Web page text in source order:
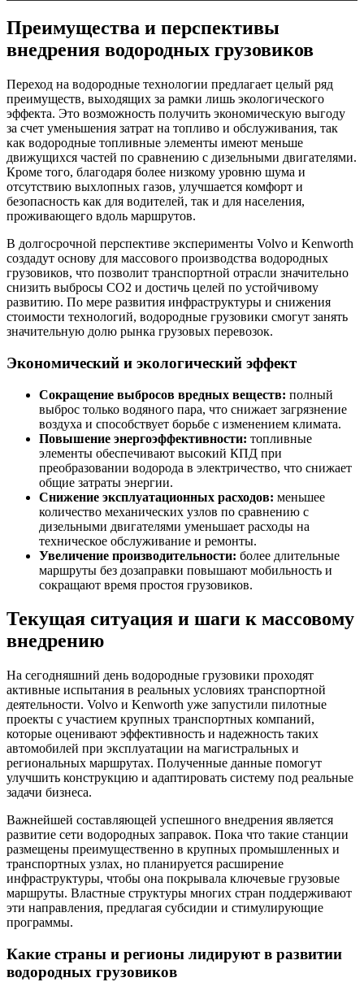
Преимущества и перспективы
внедрения водородных грузовиков
Переход на водородные технологии предлагает целый ряд
преимуществ, выходящих за рамки лишь экологического
эффекта. Это возможность получить экономическую выгоду
за счет уменьшения затрат на топливо и обслуживания, так
как водородные топливные элементы имеют меньше
движущихся частей по сравнению с дизельными двигателями.
Кроме того, благодаря более низкому уровню шума и
отсутствию выхлопных газов, улучшается комфорт и
безопасность как для водителей, так и для населения,
проживающего вдоль маршрутов.
В долгосрочной перспективе эксперименты Volvo и Kenworth
создадут основу для массового производства водородных
грузовиков, что позволит транспортной отрасли значительно
снизить выбросы CO2 и достичь целей по устойчивому
развитию. По мере развития инфраструктуры и снижения
стоимости технологий, водородные грузовики смогут занять
значительную долю рынка грузовых перевозок.
Экономический и экологический эффект
Сокращение выбросов вредных веществ: полный
выброс только водяного пара, что снижает загрязнение
воздуха и способствует борьбе с изменением климата.
Повышение энергоэффективности: топливные
элементы обеспечивают высокий КПД при
преобразовании водорода в электричество, что снижает
общие затраты энергии.
Снижение эксплуатационных расходов: меньшее
количество механических узлов по сравнению с
дизельными двигателями уменьшает расходы на
техническое обслуживание и ремонты.
Увеличение производительности: более длительные
маршруты без дозаправки повышают мобильность и
сокращают время простоя грузовиков.
Текущая ситуация и шаги к массовому
внедрению
На сегодняшний день водородные грузовики проходят
активные испытания в реальных условиях транспортной
деятельности. Volvo и Kenworth уже запустили пилотные
проекты с участием крупных транспортных компаний,
которые оценивают эффективность и надежность таких
автомобилей при эксплуатации на магистральных и
региональных маршрутах. Полученные данные помогут
улучшить конструкцию и адаптировать систему под реальные
задачи бизнеса.
Важнейшей составляющей успешного внедрения является
развитие сети водородных заправок. Пока что такие станции
размещены преимущественно в крупных промышленных и
транспортных узлах, но планируется расширение
инфраструктуры, чтобы она покрывала ключевые грузовые
маршруты. Властные структуры многих стран поддерживают
эти направления, предлагая субсидии и стимулирующие
программы.
Какие страны и регионы лидируют в развитии
водородных грузовиков